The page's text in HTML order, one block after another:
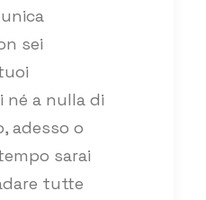
sei
a nulla di
adesso o
sarai
tutte